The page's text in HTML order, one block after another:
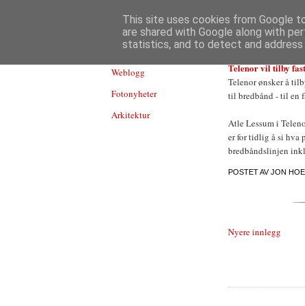
Weblogg
Fotonyheter
Arkitektur
Telenor vil tilby
Telenor ønsker å
til bredbånd - til en
Atle Lessum i
er for tidlig å si hva
bredbåndslinjen
POSTET AVJON
Nyere innlegg
This site uses cookies from Google
are shared with Google along with
statistics, and to detect and address